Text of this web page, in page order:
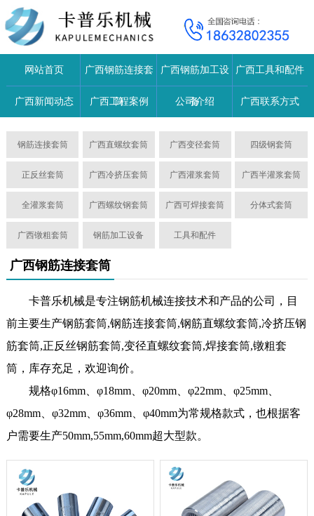
网站首页 广西钢筋连接套
筒
广西钢筋加工设
备
广西工具和配件
广西新闻动态 广西工程案例 公司介绍 广西联系方式
钢筋连接套筒 广西直螺纹套筒 广西变径套筒 四级钢套筒
正反丝套筒 广西冷挤压套筒 广西灌浆套筒 广西半灌浆套筒
全灌浆套筒 广西螺纹钢套筒 广西可焊接套筒 分体式套筒
广西镦粗套筒 钢筋加工设备 工具和配件
广西钢筋连接套筒
卡普乐机械是专注钢筋机械连接技术和产品的公司，目
前主要生产钢筋套筒,钢筋连接套筒,钢筋直螺纹套筒,冷挤压钢
筋套筒,正反丝钢筋套筒,变径直螺纹套筒,焊接套筒,镦粗套
筒，库存充足，欢迎询价。
规格φ16mm、φ18mm、φ20mm、φ22mm、φ25mm、
φ28mm、φ32mm、φ36mm、φ40mm为常规格款式，也根据客
户需要生产50mm,55mm,60mm超大型款。